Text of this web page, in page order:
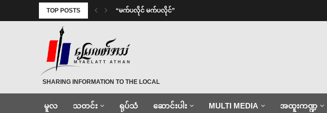
TOP POSTS ⁨ ⁨“မက်ပလိုင် မက်ပလိုင်”
MYAELATT ATHAN
SHARING INFORMATION TO THE LOCAL
မူလ သတင်း ရုပ်သံ ဆောင်းပါး MULTI MEDIA အထူးကဏ္ဍ
Home ခလရ၂၅၉